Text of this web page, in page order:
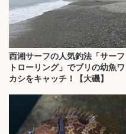
西湘サーフの人気釣法「サーフ
トローリング」でブリの幼魚ワ
カシをキャッチ！【大磯】